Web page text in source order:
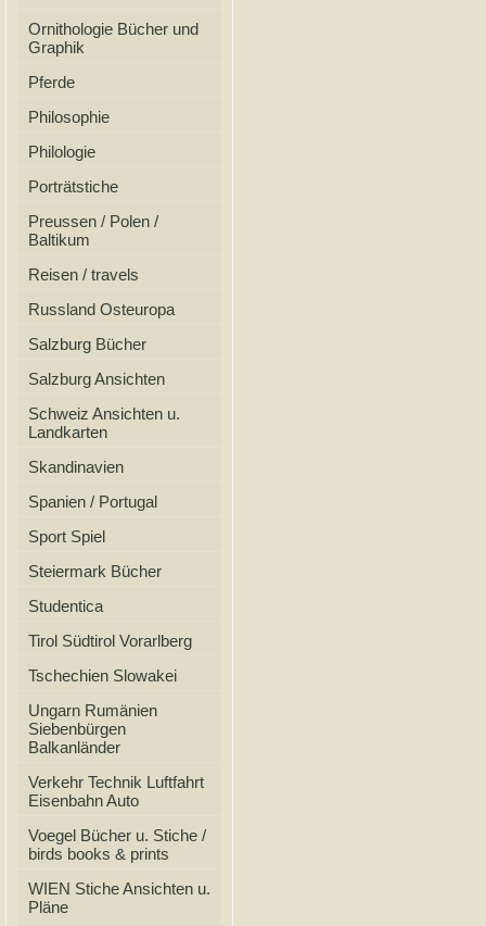
Ornithologie Bücher und
Graphik
Pferde
Philosophie
Philologie
Porträtstiche
Preussen / Polen /
Baltikum
Reisen / travels
Russland Osteuropa
Salzburg Bücher
Salzburg Ansichten
Schweiz Ansichten u.
Landkarten
Skandinavien
Spanien / Portugal
Sport Spiel
Steiermark Bücher
Studentica
Tirol Südtirol Vorarlberg
Tschechien Slowakei
Ungarn Rumänien
Siebenbürgen
Balkanländer
Verkehr Technik Luftfahrt
Eisenbahn Auto
Voegel Bücher u. Stiche /
birds books & prints
WIEN Stiche Ansichten u.
Pläne